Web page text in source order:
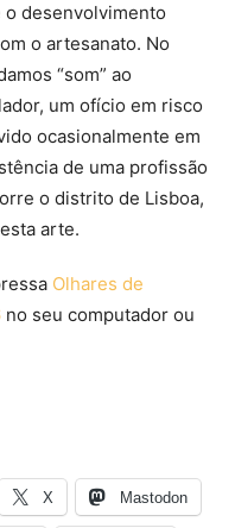
o desenvolvimento
o artesanato. No
“som” ao
um ofício em risco
ocasionalmente em
de uma profissão
o distrito de Lisboa,
arte.
Olhares de
no seu computador ou
X Mastodon